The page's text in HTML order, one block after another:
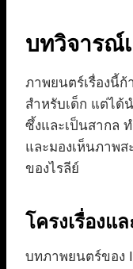
บทวิจารณ์
ภาพยนตร์เรื่องนี้ก้
สำหรับเด็ก แต่ได้
ซึ้งและเป็นสากล
และมองเห็นภาพส
ของไรลีย์
โครงเรื่องแ
บทภาพยนตร์ของ